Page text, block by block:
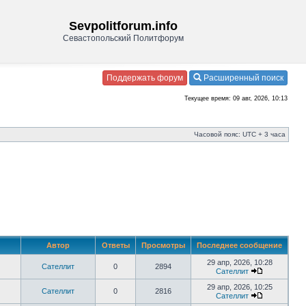
Sevpolitforum.info
Севастопольский Политфорум
Поддержать форум Расширенный поиск
Текущее время: 09 авг, 2026, 10:13
Часовой пояс: UTC + 3 часа
Автор Ответы Просмотры Последнее сообщение
Сателлит 0 2894
29 апр, 2026, 10:28
Сателлит
Сателлит 0 2816
29 апр, 2026, 10:25
Сателлит